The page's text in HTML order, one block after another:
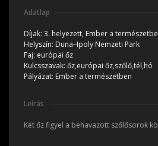
Adatlap
Díjak: 3. helyezett, Ember a
Helyszín: Duna–Ipoly Nemzeti Park
Faj: európai őz
Kulcsszavak: őz,európai őz,szőlő,tél,hó
Pályázat: Ember a természetben
Leírás
Két őz figyel a behavazott szőlősorok